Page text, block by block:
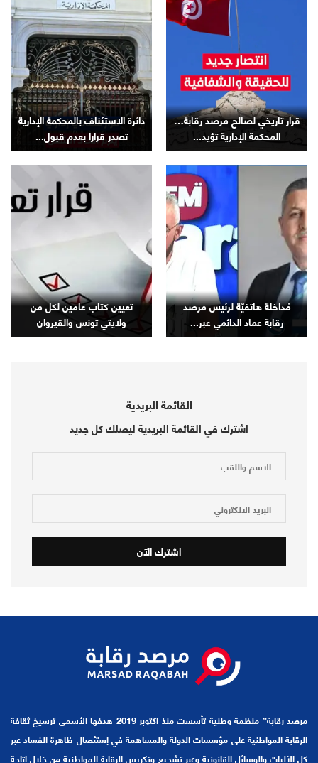
قرار تاريخي لصالح مرصد رقابة…
المحكمة الإدارية تؤيد...
دائرة الاستئناف بالمحكمة الإدارية
تصدر قرارا بعدم قبول...
مُداخلة هاتفيّة لرئيس مرصد
رقابة عماد الدائمي عبر...
تعيين كتاب عامين لكل من
ولايتي تونس والقيروان
القائمة البريدية
اشترك في القائمة البريدية ليصلك كل جديد
مرصد رقابة” منظمة وطنية تأسست منذ اكتوبر 2019 هدفها الأسمى ترسيخ ثقافة
الرقابة المواطنية على مؤسسات الدولة والمساهمة في إستئصال ظاهرة الفساد عبر
كل الآليات والوسائل القانونية وعبر تشجيع وتكريس الرقابة المواطنية من خلال اتاحة